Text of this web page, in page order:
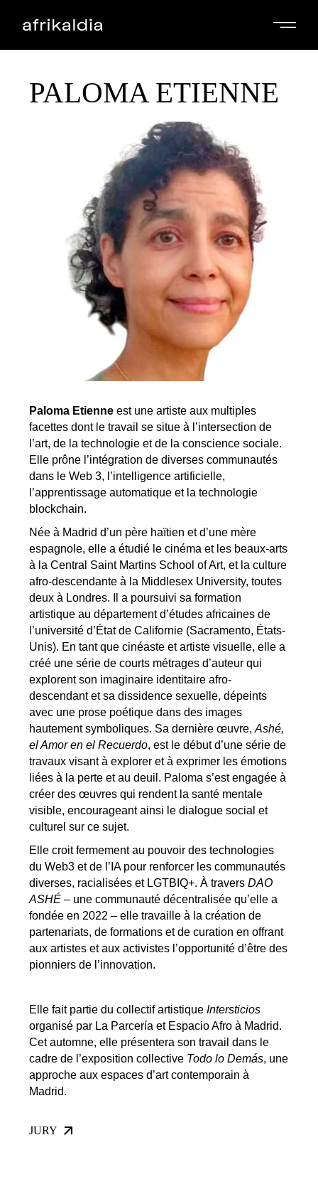
PALOMA ETIENNE
Paloma Etienne est une artiste aux multiples
facettes dont le travail se situe à l’intersection de
l’art, de la technologie et de la conscience sociale.
Elle prône l’intégration de diverses communautés
dans le Web 3, l’intelligence artificielle,
l’apprentissage automatique et la technologie
blockchain.
Née à Madrid d’un père haïtien et d’une mère
espagnole, elle a étudié le cinéma et les beaux-arts
à la Central Saint Martins School of Art, et la culture
afro-descendante à la Middlesex University, toutes
deux à Londres. Il a poursuivi sa formation
artistique au département d’études africaines de
l’université d’État de Californie (Sacramento, États-
Unis). En tant que cinéaste et artiste visuelle, elle a
créé une série de courts métrages d’auteur qui
explorent son imaginaire identitaire afro-
descendant et sa dissidence sexuelle, dépeints
avec une prose poétique dans des images
hautement symboliques. Sa dernière œuvre,Ashé,
el Amor en el Recuerdo, est le début d’une série de
travaux visant à explorer et à exprimer les émotions
liées à la perte et au deuil. Paloma s’est engagée à
créer des œuvres qui rendent la santé mentale
visible, encourageant ainsi le dialogue social et
culturel sur ce sujet.
Elle croit fermement au pouvoir des technologies
du Web3 et de l’IA pour renforcer les communautés
diverses, racialisées et LGTBIQ+. À traversDAO
ASHÉ – une communauté décentralisée qu’elle a
fondée en 2022 – elle travaille à la création de
partenariats, de formations et de curation en offrant
aux artistes et aux activistes l’opportunité d’être des
pionniers de l’innovation.
Elle fait partie du collectif artistiqueIntersticios
organisé par La Parcería et Espacio Afro à Madrid.
Cet automne, elle présentera son travail dans le
cadre de l’exposition collective Todo lo Demás, une
approche aux espaces d’art contemporain à
Madrid.
JURY